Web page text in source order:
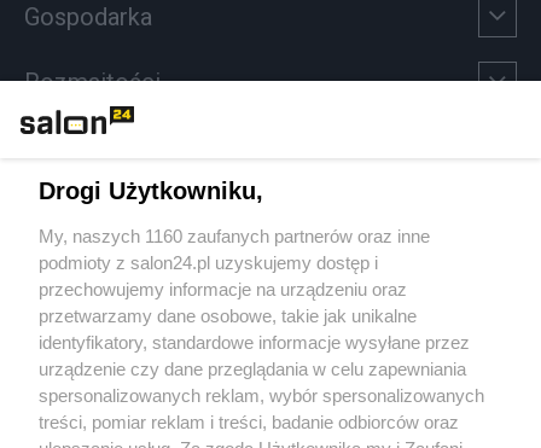
Gospodarka
Rozmaitości
Sport
Społeczeństwo
Kultura
Drogi Użytkowniku,
My, naszych 1160 zaufanych partnerów oraz inne
podmioty z salon24.pl uzyskujemy dostęp i
przechowujemy informacje na urządzeniu oraz
przetwarzamy dane osobowe, takie jak unikalne
identyfikatory, standardowe informacje wysyłane przez
urządzenie czy dane przeglądania w celu zapewniania
spersonalizowanych reklam, wybór spersonalizowanych
treści, pomiar reklam i treści, badanie odbiorców oraz